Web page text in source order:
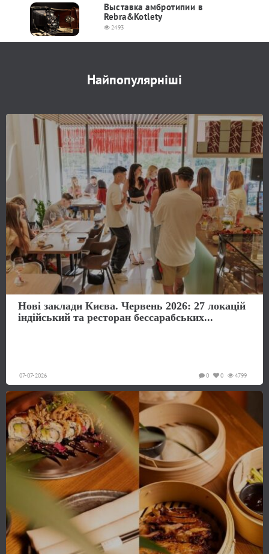
Выставка амбротипии в
Rebra&Kotlety
2493
Найпопулярніші
Нові заклади Києва. Червень 2026: 27 локацій
індійський та ресторан бессарабських...
07-07-2026 4799
0
0